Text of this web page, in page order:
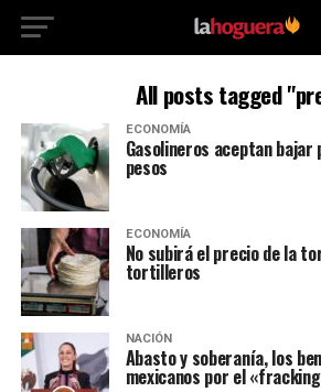
All posts tagged
ECONOMÍA
Gasolineros aceptan bajar
pesos
ECONOMÍA
No subirá el precio de la
tortilleros
NACIÓN
Abasto y soberanía, los
mexicanos por el